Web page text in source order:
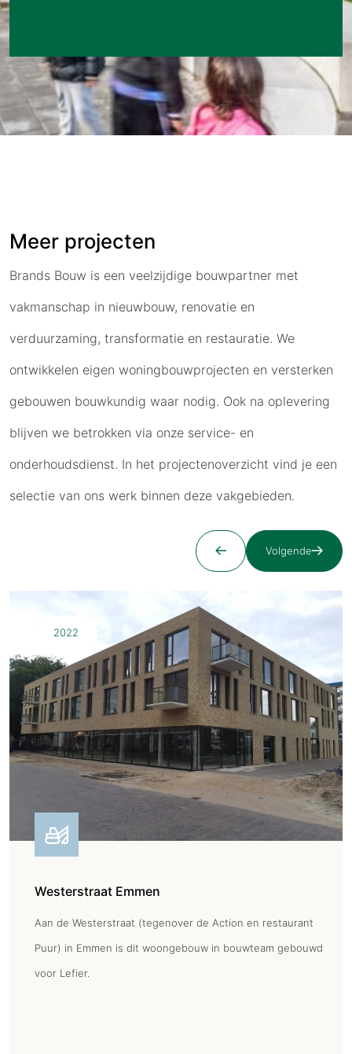
Meer projecten
Brands Bouw is een veelzijdige bouwpartner met
vakmanschap in nieuwbouw, renovatie en
verduurzaming, transformatie en restauratie. We
ontwikkelen eigen woningbouwprojecten en versterken
gebouwen bouwkundig waar nodig. Ook na oplevering
blijven we betrokken via onze service- en
onderhoudsdienst. In het projectenoverzicht vind je een
selectie van ons werk binnen deze vakgebieden.
Volgende
2022
Westerstraat Emmen
Aan de Westerstraat (tegenover de Action en restaurant
Puur) in Emmen is dit woongebouw in bouwteam gebouwd
voor Lefier.